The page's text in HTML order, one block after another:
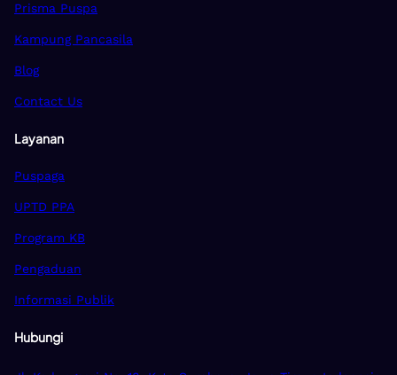
Prisma Puspa
Kampung Pancasila
Blog
Contact Us
Layanan
Puspaga
UPTD PPA
Program KB
Pengaduan
Informasi Publik
Hubungi